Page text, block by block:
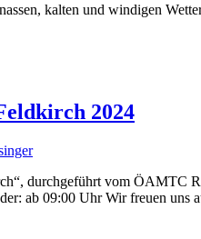
kalten und windigen
2024
durchgeführt vom
ab 09:00 Uhr Wir freuen